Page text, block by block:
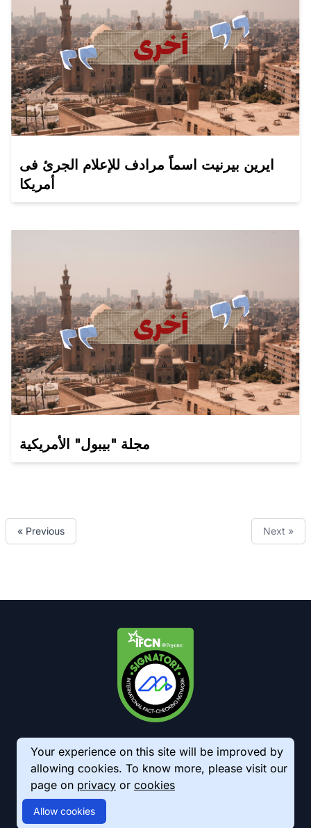
ايرين بيرنيت اسماً مرادف للإعلام الجرئ فى
أمريكا
مجلة "بيبول" الأمريكية
« Previous Next »
Your experience on this site will be improved by
allowing cookies. To know more, please visit our
page on privacy or cookies
Allow cookies
© 2026 AkhbarMeter. All Rights Reserved